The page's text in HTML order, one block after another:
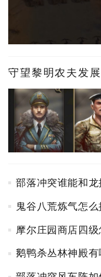
守望黎明农夫发
部落冲突谁能和龙
鬼谷八荒炼气怎
摩尔庄园商店四
鹅鸭杀丛林神殿